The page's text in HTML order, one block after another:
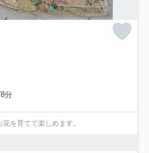
分
を育てて楽しめます。